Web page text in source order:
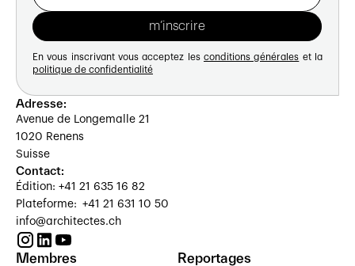
En vous inscrivant vous acceptez les conditions générales et la
politique de confidentialité
Adresse:
Avenue de Longemalle 21
1020 Renens
Suisse
Contact:
Édition: +41 21 635 16 82
Plateforme: +41 21 631 10 50
info@architectes.ch
Membres Reportages